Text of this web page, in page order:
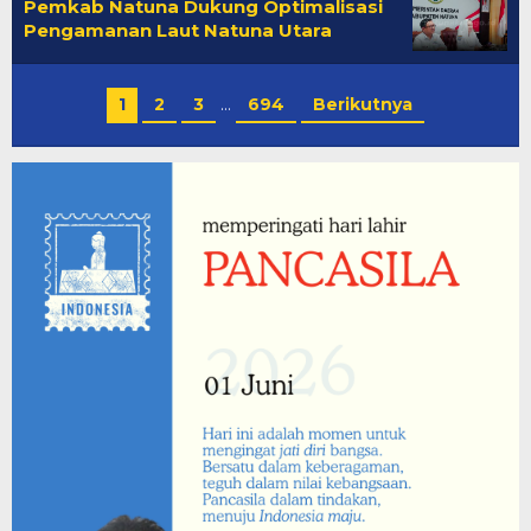
Pemkab Natuna Dukung Optimalisasi
Pengamanan Laut Natuna Utara
1 2 3 … 694 Berikutnya